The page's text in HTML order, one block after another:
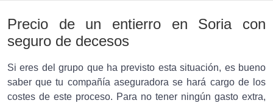
Precio de un entierro en Soria con
seguro de decesos
Si eres del grupo que ha previsto esta situación, es bueno
saber que tu compañía aseguradora se hará cargo de los
costes de este proceso. Para no tener ningún gasto extra,